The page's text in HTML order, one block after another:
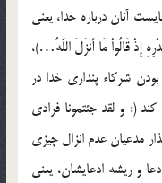
آنان درباره خدا، يعني
إِذْ قَالُواْ مَا أَنزَلَ اللّهُ…)،
بودن شرکاء پنداري خدا در
(: و لقد جئتمونا فرادي
مدعيان عدم انزال چيزي
و ريشه ادعايشان، يعني